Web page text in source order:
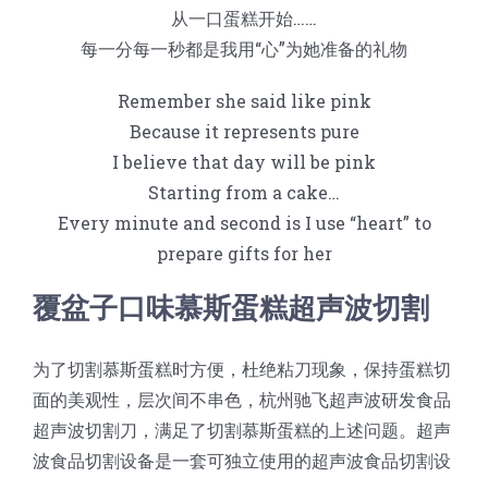
从一口蛋糕开始……
每一分每一秒都是我用“心”为她准备的礼物
Remember she said like pink
Because it represents pure
I believe that day will be pink
Starting from a cake…
Every minute and second is I use “heart” to
prepare gifts for her
覆盆子口味慕斯蛋糕超声波切割
为了切割慕斯蛋糕时方便，杜绝粘刀现象，保持蛋糕切
面的美观性，层次间不串色，杭州驰飞超声波研发食品
超声波切割刀，满足了切割慕斯蛋糕的上述问题。超声
波食品切割设备是一套可独立使用的超声波食品切割设